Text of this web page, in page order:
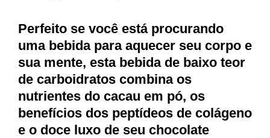
Perfeito se você está procurando
uma bebida para aquecer seu corpo e
sua mente, esta bebida de baixo teor
de carboidratos combina os
nutrientes do cacau em pó, os
benefícios dos peptídeos de colágeno
e o doce luxo de seu chocolate